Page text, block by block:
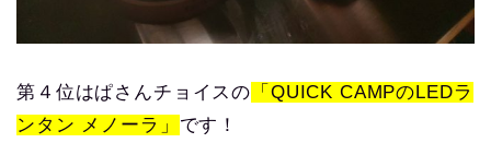
第４位はぱさんチョイスの 「QUICK CAMPのLEDラ
ンタン メノーラ」 です！